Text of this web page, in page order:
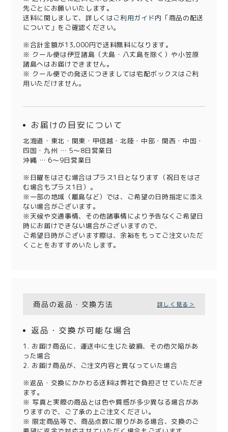
先ごとにお願いいたします。
送料に関しまして、詳しくはご利用ガイド内「商品の配送
について」をご確認ください。
※合計金額が13,000円で送料無料になります。
※ クール便は伊豆諸島（大島・八丈島を除く）や小笠原
諸島へはお届けできません。
※ クール便での発送につきましては宅配ボックスはご利
用いただけません。
お届けの目安について
北海道・東北・関東・甲信越・北陸・中部・関西・中国・
四国・九州 … 5～8日営業日
沖縄 … 6～9日営業日
※日曜をはさむ場合はプラス1日となります（祝日をはさ
む場合もプラス1日）。
※一部の地域（離島など）では、ご希望の日時指定に添え
ない場合がございます。
※天候や交通事情、その他諸事情により予告なくご希望日
時にお届けできない場合がございますので、
ご希望日時がございます際は、余裕をもってご注文いただ
くことをおすすめいたします。
商品の返品・交換方法 詳しく見る＞
返品・交換が可能な場合
1. お届け商品に、運送中に生じた破損、その他欠陥があ
った場合
2. お届け商品が、ご注文内容と異なっていた場合
※返品・交換にかかわる送料は弊社で負担させていただき
ます。
※ 写真と実際の商品とは色や質感が多少異なる場合があ
りますので、ご了承の上ご注文ください。
※ 限定商品等で、商品点数に限りがある場合、交換のご